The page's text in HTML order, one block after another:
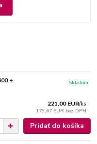
+
221,00 EUR/ks
179,67 EUR bez DPH
Skladom
Pridať do košíka